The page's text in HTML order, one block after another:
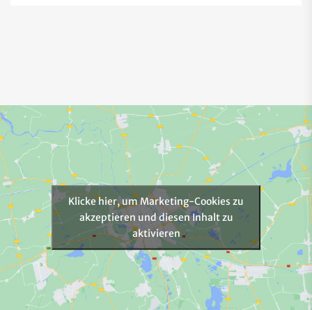
Klicke hier, um Marketing-Cookies zu
akzeptieren und diesen Inhalt zu
aktivieren